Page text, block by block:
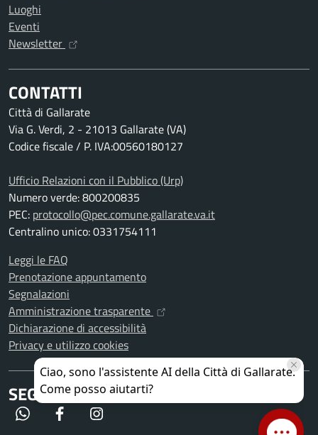
Luoghi
Eventi
Newsletter
CONTATTI
Città di Gallarate
Via G. Verdi, 2 - 21013 Gallarate (VA)
Codice fiscale / P. IVA:00560180127
Ufficio Relazioni con il Pubblico (Urp)
Numero verde: 800200835
PEC: protocollo@pec.comune.gallarate.va.it
Centralino unico: 0331754111
Leggi le FAQ
Prenotazione appuntamento
Segnalazioni
Amministrazione trasparente
Dichiarazione di accessibilità
Privacy e utilizzo cookies
SEGUICI SU
WhatsApp Facebook